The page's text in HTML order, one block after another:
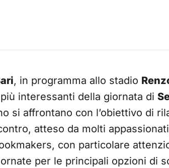
, in programma allo stadio
interessanti della giornata di
si affrontano con l’obiettivo di
atteso da molti
con particolare
per le principali opzioni di